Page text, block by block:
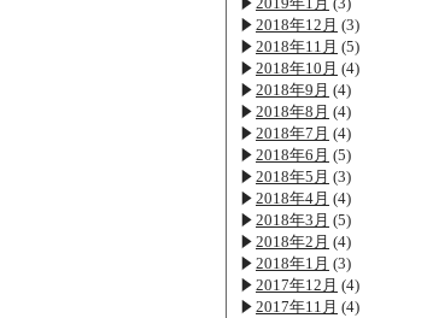
2018年12月 (3)
2018年11月 (5)
2018年10月 (4)
2018年9月 (4)
2018年8月 (4)
2018年7月 (4)
2018年6月 (5)
2018年5月 (3)
2018年4月 (4)
2018年3月 (5)
2018年2月 (4)
2018年1月 (3)
2017年12月 (4)
2017年11月 (4)